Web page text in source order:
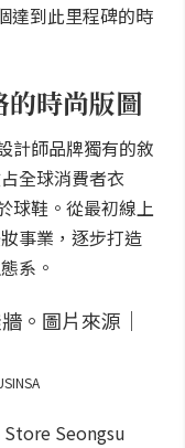
達到此里程碑的時
的時尚版圖
計師品牌獨有的敘
全球消費者衣
球鞋。從最初線上
事業，逐步打造
系。
Store Seongsu